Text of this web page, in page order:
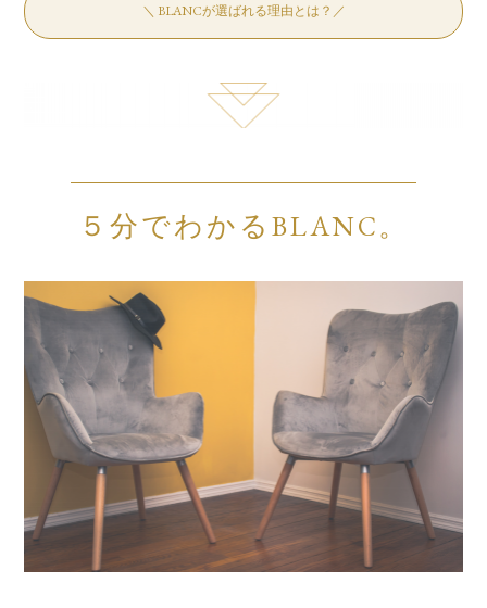
＼ BLANCが選ばれる理由とは？／
５分でわかるBLANC。